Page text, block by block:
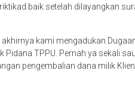
baik setelah dilayangkan
kami mengadukan
TPPU. Pernah ya sekali
pengembalian dana milik